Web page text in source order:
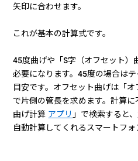
矢印に合わせます。
これが基本の計算式です。
45度曲げや「S字（オフセット
必要になります。45度の場合は
目安です。オフセット曲げは「
で片側の管長を求めます。計算
曲げ計算 アプリ」で検索すると
自動計算してくれるスマートフォ